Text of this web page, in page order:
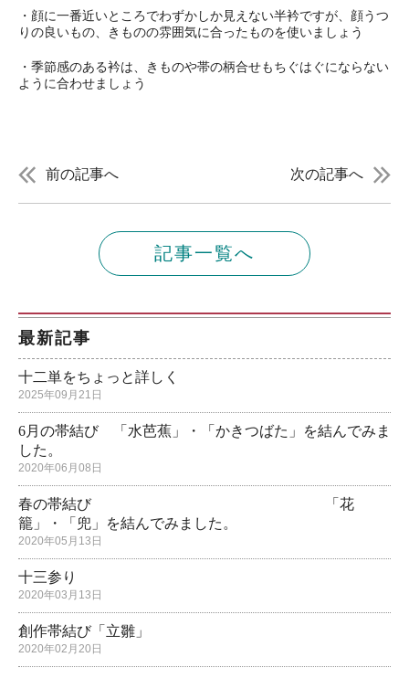
・顔に一番近いところでわずかしか見えない半衿ですが、顔うつ
りの良いもの、きものの雰囲気に合ったものを使いましょう
・季節感のある衿は、きものや帯の柄合せもちぐはぐにならない
ように合わせましょう
前の記事へ 次の記事へ
記事一覧へ
最新記事
十二単をちょっと詳しく
2025年09月21日
6月の帯結び 「水芭蕉」・「かきつばた」を結んでみま
した。
2020年06月08日
春の帯結び 「花
籠」・「兜」を結んでみました。
2020年05月13日
十三参り
2020年03月13日
創作帯結び「立雛」
2020年02月20日